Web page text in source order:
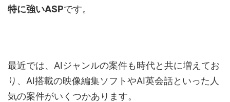
特に強いASPです。
最近では、AIジャンルの案件も時代と共に増えてお
り、AI搭載の映像編集ソフトやAI英会話といった人
気の案件がいくつかあります。